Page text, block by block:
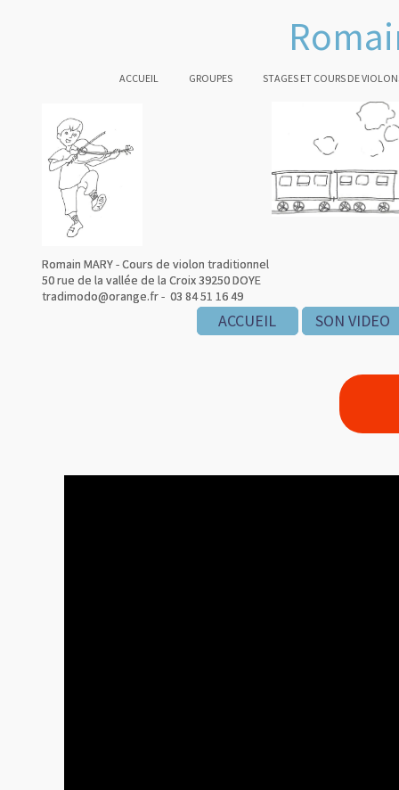
ACCUEIL GROUPES STAGES ET COURS DE
Romain MARY - Cours de violon traditionnel
50 rue de la vallée de la Croix 39250 DOYE
tradimodo@orange.fr - 03 84 51 16 49
Romain MARY - Cours de violon traditionnel
50 rue de la vallée de la Croix 39250 DOYE
tradimodo@orange.fr - 03 84 51 16 49
SON VIDEO
SON VIDEO
SON VIDEO
ACCUEIL
ACCUEIL
ACCUEIL